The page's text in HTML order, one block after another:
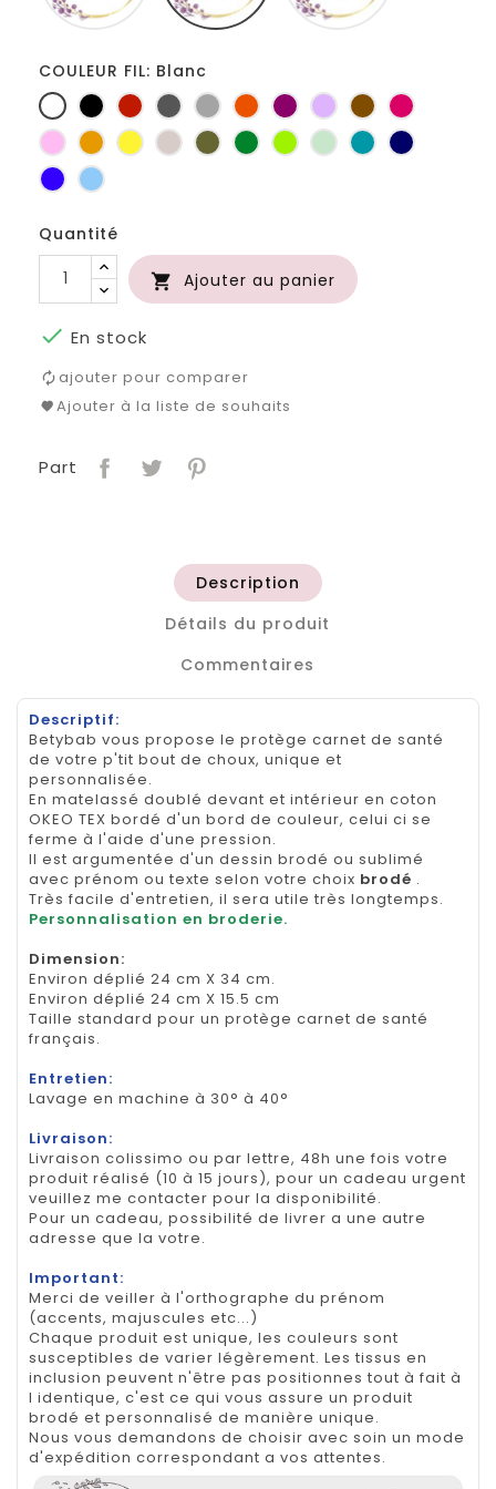
COULEUR FIL: Blanc
BlancNoir RougeGris
foncé
Gris
clair
Orange
PruneLilasMarronFuchsia
RoseJaune
d'or
jauneFicelleKaki Vert
bouteille
Anis Vert
d'eau
Turquoise
Marine
Bleu
roi
Bleu
Quantité
 Ajouter au panier
 En stock
ajouter pour comparer
Ajouter à la liste de souhaits
Part
Description
Détails du produit
Commentaires
Descriptif:
Betybab vous propose le protège carnet de santé
de votre p'tit bout de choux, unique et
personnalisée.
En matelassé doublé devant et intérieur en coton
OKEO TEX bordé d'un bord de couleur, celui ci se
ferme à l'aide d'une pression.
Il est argumentée d'un dessin brodé ou sublimé
avec prénom ou texte selon votre choix brodé .
Très facile d'entretien, il sera utile très longtemps.
Personnalisation en broderie.
Dimension:
Environ déplié 24 cm X 34 cm.
Environ déplié 24 cm X 15.5 cm
Taille standard pour un protège carnet de santé
français.
Entretien:
Lavage en machine à 30° à 40°
Livraison:
Livraison colissimo ou par lettre, 48h une fois votre
produit réalisé (10 à 15 jours), pour un cadeau urgent
veuillez me contacter pour la disponibilité.
Pour un cadeau, possibilité de livrer a une autre
adresse que la votre.
Important:
Merci de veiller à l'orthographe du prénom
(accents, majuscules etc...)
Chaque produit est unique, les couleurs sont
susceptibles de varier légèrement. Les tissus en
inclusion peuvent n'être pas positionnes tout à fait à
l identique, c'est ce qui vous assure un produit
brodé et personnalisé de manière unique.
Nous vous demandons de choisir avec soin un mode
d'expédition correspondant a vos attentes.